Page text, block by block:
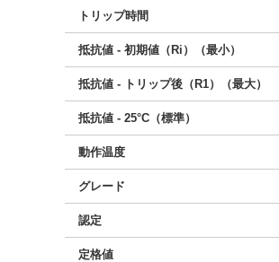
トリップ時間
抵抗値 - 初期値（Ri）（最小）
抵抗値 - トリップ後（R1）（最大）
抵抗値 - 25°C（標準）
動作温度
グレード
認定
定格値